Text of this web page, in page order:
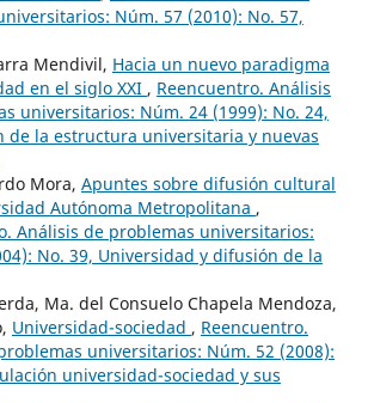
Núm. 57 (2010): No. 57,
Mendivil, Hacia un nuevo paradigma
en el siglo XXI , Reencuentro. Análisis
universitarios: Núm. 24 (1999): No. 24,
de la estructura universitaria y nuevas
Mora, Apuntes sobre difusión cultural
Autónoma Metropolitana ,
Análisis de problemas universitarios:
No. 39, Universidad y difusión de la
Ma. del Consuelo Chapela Mendoza,
Universidad-sociedad , Reencuentro.
universitarios: Núm. 52 (2008):
universidad-sociedad y sus